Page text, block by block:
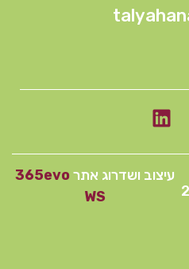
עיצוב ושדרוג אתר365evo
WS